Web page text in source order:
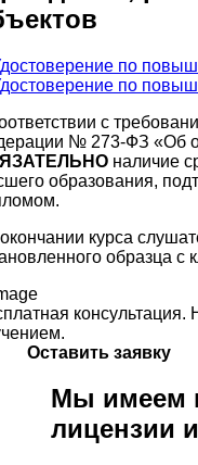
с
№ 273-ФЗ «Об
наличие
образования,
курса
образца с
Оставить заявку
Мы имеем
лицензии